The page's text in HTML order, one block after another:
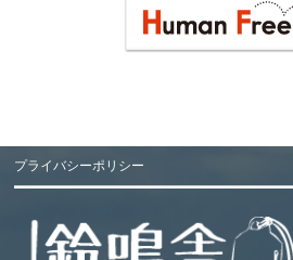
プライバシーポリシー